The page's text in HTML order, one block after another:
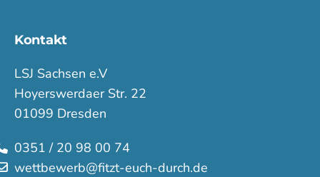
Kontakt
LSJ Sachsen e.V
Hoyerswerdaer Str. 22
01099 Dresden
0351 / 20 98 00 74
wettbewerb@fitzt-euch-durch.de